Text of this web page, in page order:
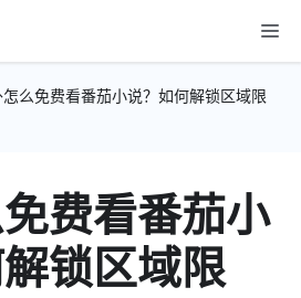
么免费看番茄小说？如何解锁区域限
费看番茄小
锁区域限